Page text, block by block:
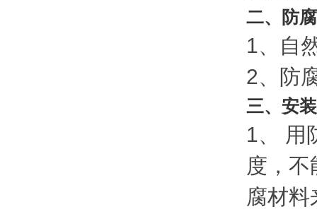
二、防
1、自
2、防
三、安
1、 用
度，
腐材